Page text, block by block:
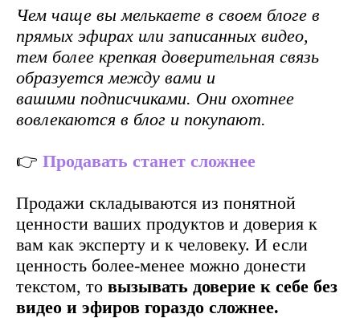
Чем чаще вы мелькаете в своем блоге в
прямых эфирах или записанных видео,
тем более крепкая доверительная связь
образуется между вами и
вашими подписчиками. Они охотнее
вовлекаются в блог и покупают.
👉 Продавать станет сложнее
Продажи складываются из понятной
ценности ваших продуктов и доверия к
вам как эксперту и к человеку. И если
ценность более-менее можно донести
текстом, то вызывать доверие к себе без
видео и эфиров гораздо сложнее.